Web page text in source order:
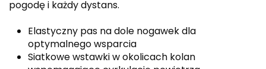
pogodę i każdy dystans.
Elastyczny pas na dole nogawek dla
optymalnego wsparcia
Siatkowe wstawki w okolicach kolan